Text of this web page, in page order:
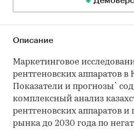
Описание
Маркетинговое
рентгеновских аппаратов в
Показатели и прогнозы`
комплексный анализ
рентгеновских аппаратов и
рынка до 2030 года по